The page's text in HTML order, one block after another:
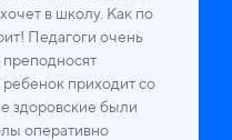
в школу. Как по
Педагоги очень
приходит со
здоровские были
оперативно